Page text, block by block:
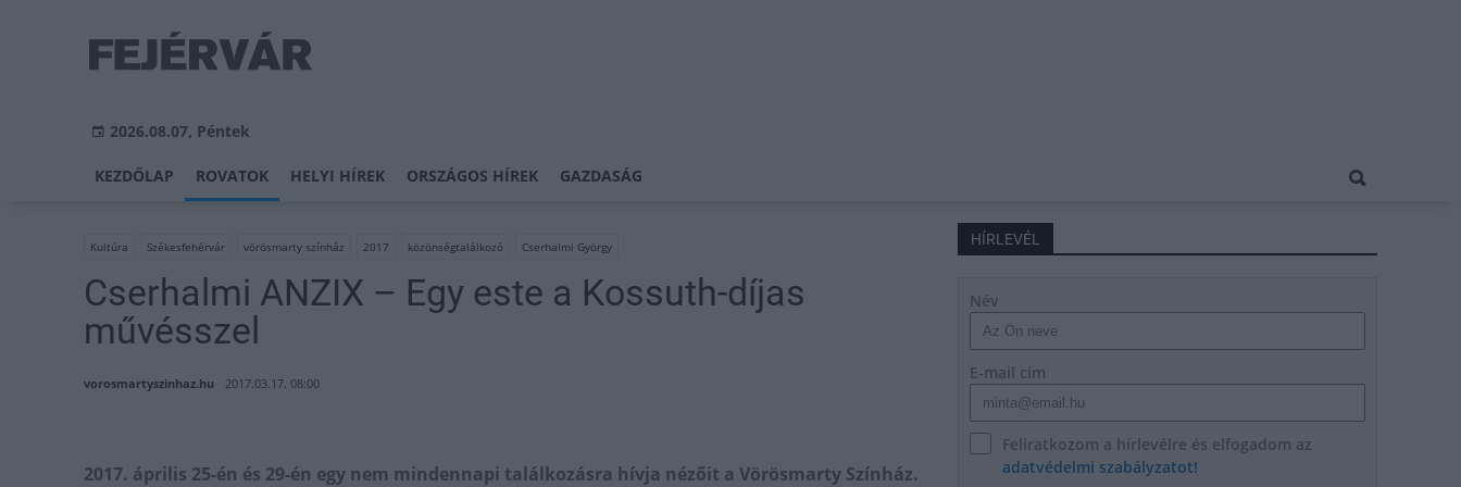
2026.08.07, Péntek
KEZDŐLAP ROVATOK HELYI HÍREK ORSZÁGOS HÍREK GAZDASÁG
Kultúra Székesfehérvár vörösmarty színház 2017 közönségtalálkozó Cserhalmi György
Cserhalmi ANZIX – Egy este a Kossuth-díjas
művésszel
vorosmartyszinhaz.hu 2017.03.17. 08:00
2017. április 25-én és 29-én egy nem mindennapi találkozásra hívja nézőit a Vörösmarty Színház.
HÍRLEVÉL
Név
E-mail cím
Feliratkozom a hírlevélre és elfogadom az
adatvédelmi szabályzatot!